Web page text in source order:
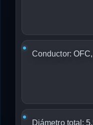
Conductor:
Diámetro total: